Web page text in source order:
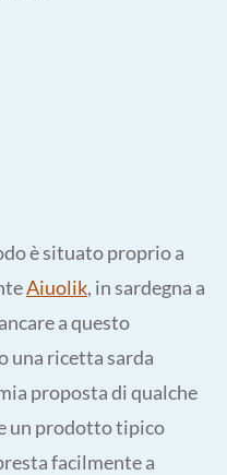
è situato proprio a
Aiuolik, in sardegna a
a questo
una ricetta sarda
proposta di qualche
un prodotto tipico
facilmente a